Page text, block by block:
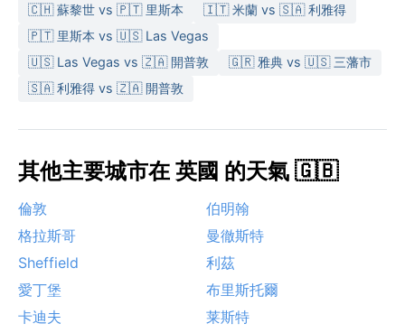
🇨🇭 蘇黎世 vs 🇵🇹 里斯本
🇮🇹 米蘭 vs 🇸🇦 利雅得
🇵🇹 里斯本 vs 🇺🇸 Las Vegas
🇺🇸 Las Vegas vs 🇿🇦 開普敦
🇬🇷 雅典 vs 🇺🇸 三藩市
🇸🇦 利雅得 vs 🇿🇦 開普敦
其他主要城市在 英國 的天氣 🇬🇧
倫敦
伯明翰
格拉斯哥
曼徹斯特
Sheffield
利茲
愛丁堡
布里斯托爾
卡迪夫
莱斯特